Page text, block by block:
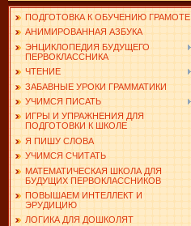
ПОДГОТОВКА К ОБУЧЕНИЮ ГРАМОТЕ
АНИМИРОВАННАЯ АЗБУКА
ЭНЦИКЛОПЕДИЯ БУДУЩЕГО
ПЕРВОКЛАССНИКА
ЧТЕНИЕ
ЗАБАВНЫЕ УРОКИ ГРАММАТИКИ
УЧИМСЯ ПИСАТЬ
ИГРЫ И УПРАЖНЕНИЯ ДЛЯ
ПОДГОТОВКИ К ШКОЛЕ
Я ПИШУ СЛОВА
УЧИМСЯ СЧИТАТЬ
МАТЕМАТИЧЕСКАЯ ШКОЛА ДЛЯ
БУДУЩИХ ПЕРВОКЛАССНИКОВ
ПОВЫШАЕМ ИНТЕЛЛЕКТ И
ЭРУДИЦИЮ
ЛОГИКА ДЛЯ ДОШКОЛЯТ